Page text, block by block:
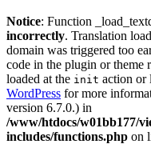
Notice: Function
incorrectly. Translation
domain was triggered too
code in the plugin or theme
loaded at the init action or
WordPress for more
version 6.7.0.) in
/www/htdocs/w01bb177/
includes/functions.php on